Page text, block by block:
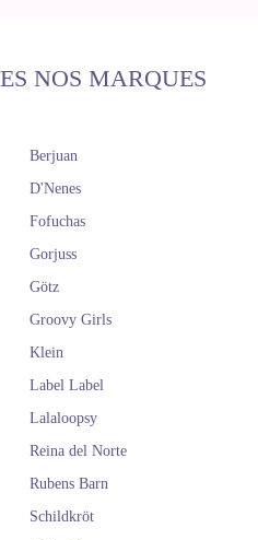
NOS MARQUES
Berjuan
D'Nenes
Fofuchas
Gorjuss
Götz
Groovy Girls
Klein
Label Label
Lalaloopsy
Reina del Norte
Rubens Barn
Schildkröt